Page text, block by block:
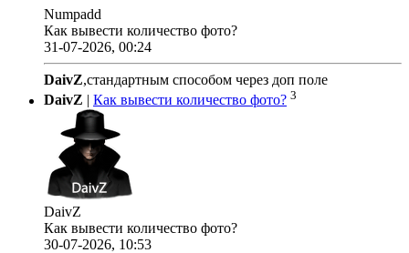
Numpadd
Как вывести количество фото?
31-07-2026, 00:24
DaivZ,стандартным способом через доп поле
DaivZ
Как вывести количество фото? 3
DaivZ
Как вывести количество фото?
30-07-2026, 10:53